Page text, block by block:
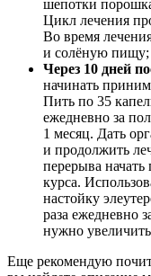
шепотки
Цикл лечения
Во время
и солёную пищу;
Через 10 дней
начинать
Пить по 35
ежедневно за
1 месяц. Дать
и продолжить
перерыва начать
курса.
настойку
раза ежедневно
нужно
Еще рекомендую